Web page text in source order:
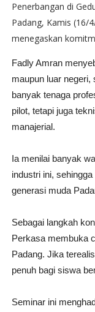
Penerbangan di
Padang, Kamis (16/
menegaskan
Fadly Amran
maupun luar
banyak tenaga
pilot, tetapi juga
manajerial.
Ia menilai banyak
industri ini,
generasi muda
Sebagai langkah
Perkasa membuka
Padang. Jika
penuh bagi siswa
Seminar ini